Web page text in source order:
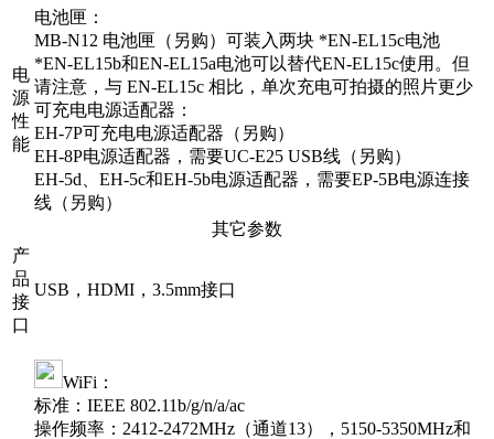
电
源
性
能
电池匣：
MB-N12 电池匣（另购）可装入两块 *EN-EL15c电池
*EN-EL15b和EN-EL15a电池可以替代EN-EL15c使用。但
请注意，与 EN-EL15c 相比，单次充电可拍摄的照片更少
可充电电源适配器：
EH-7P可充电电源适配器（另购）
EH-8P电源适配器，需要UC-E25 USB线（另购）
EH-5d、EH-5c和EH-5b电源适配器，需要EP-5B电源连接
线（另购）
其它参数
产
品
接
口
USB，HDMI，3.5mm接口
WiFi：
标准：IEEE 802.11b/g/n/a/ac
操作频率：2412-2472MHz（通道13），5150-5350MHz和